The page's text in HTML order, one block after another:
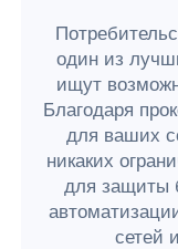
один из
ищут
Благодаря
для ваших
никаких
для защиты
сетей